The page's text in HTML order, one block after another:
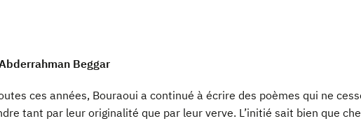
Beggar
ces années, Bouraoui a continué à écrire des poèmes qui ne
tant par leur originalité que par leur verve. L’initié sait bien que